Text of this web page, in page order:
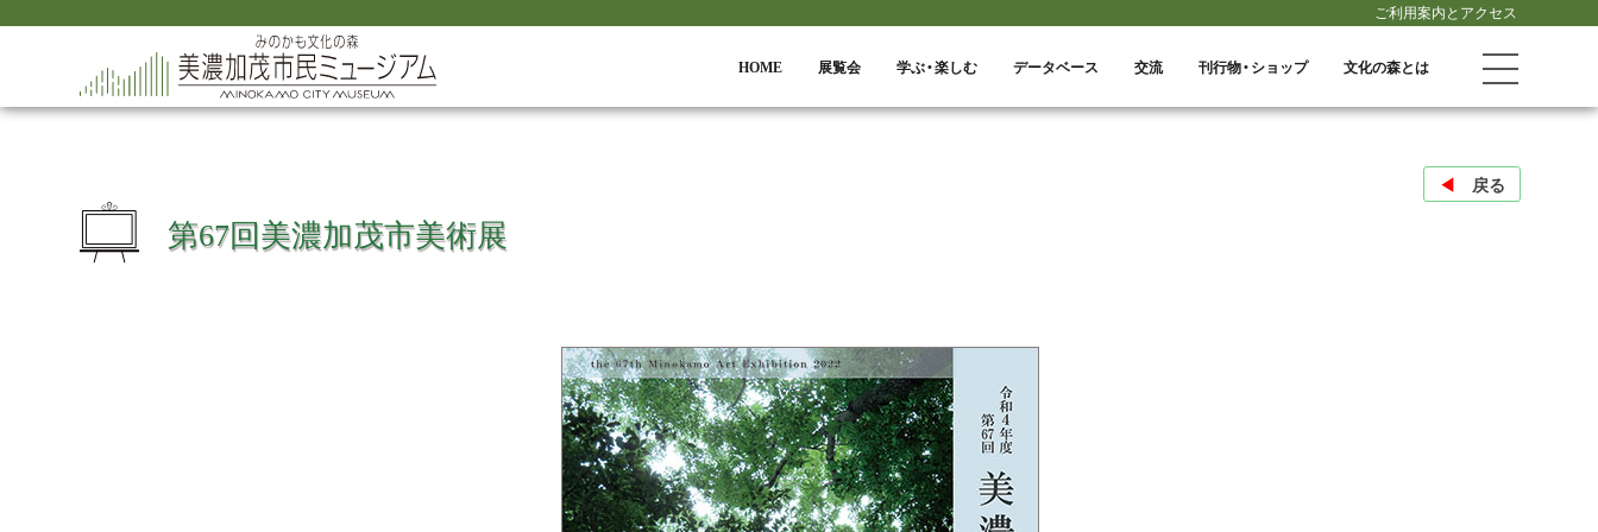
ご利用案内とアクセス
HOME 展覧会 学ぶ・楽しむ データベース 交流 刊行物・ショップ 文化の森とは
◀︎ 戻る
第67回美濃加茂市美術展